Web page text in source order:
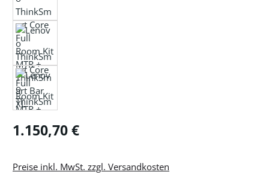
Regulärer Preis:
1.150,70 €
Preise inkl. MwSt. zzgl. Versandkosten